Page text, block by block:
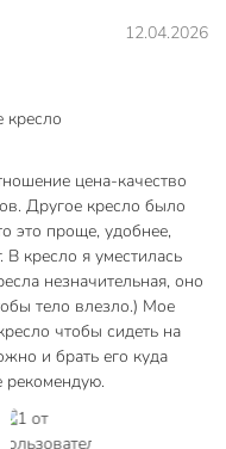
кемпинга, чтобы оно
сиденья и наличие
37 см является
Наличие
C010174 снимает
её от простых
для отдыха на
пляжного отдыха.
устойчивы к песку
47х52х74 см,
небольшой пляжной
12.04.2026
кресло
цена-качество
Другое кресло было
это проще, удобнее,
кресло я уместилась
незначительная, оно
тело влезло.) Мое
чтобы сидеть на
и брать его куда
рекомендую.